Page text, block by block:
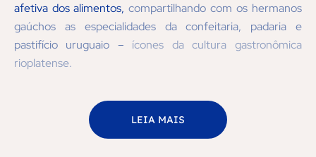
afetiva dos alimentos, compartilhando com os hermanos
gaúchos as especialidades da confeitaria, padaria e
pastifício uruguaio – ícones da cultura gastronômica
rioplatense.
LEIA MAIS